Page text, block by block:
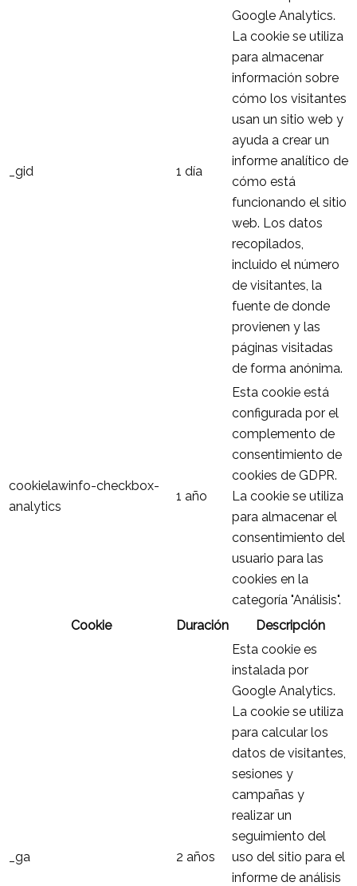
_gid 1 día
Google Analytics.
La cookie se utiliza
para almacenar
información sobre
cómo los visitantes
usan un sitio web y
ayuda a crear un
informe analítico de
cómo está
funcionando el sitio
web. Los datos
recopilados,
incluido el número
de visitantes, la
fuente de donde
provienen y las
páginas visitadas
de forma anónima.
cookielawinfo-checkbox-
analytics
1 año
Esta cookie está
configurada por el
complemento de
consentimiento de
cookies de GDPR.
La cookie se utiliza
para almacenar el
consentimiento del
usuario para las
cookies en la
categoría "Análisis".
Cookie
Duración Descripción
_ga 2 años
Esta cookie es
instalada por
Google Analytics.
La cookie se utiliza
para calcular los
datos de visitantes,
sesiones y
campañas y
realizar un
seguimiento del
uso del sitio para el
informe de análisis